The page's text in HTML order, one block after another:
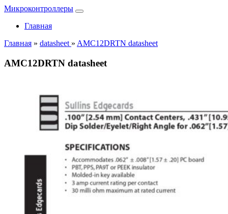
Микроконтроллеры
Главная
Главная » datasheet » AMC12DRTN datasheet
AMC12DRTN datasheet